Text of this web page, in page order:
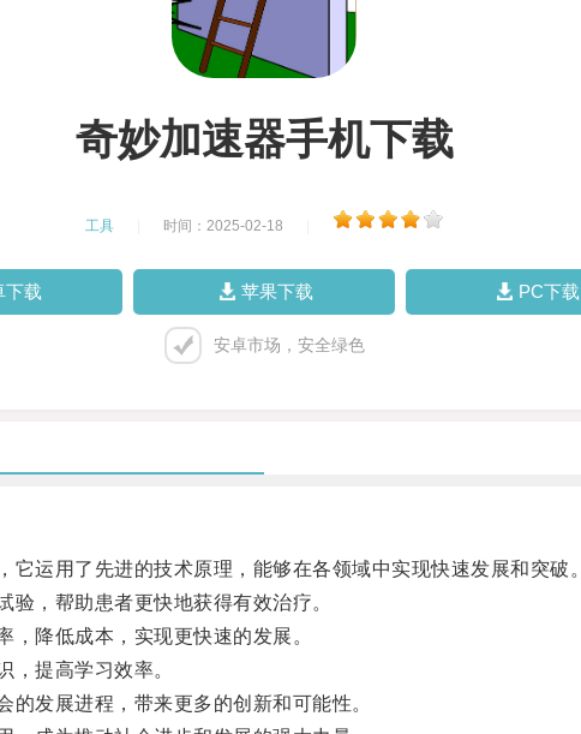
奇妙加速器手机下载
工具 时间：2025-02-18
下载 苹果下载 PC下载
安卓市场，安全绿色
运用了先进的技术原理，能够在各领域中实现快速发展和突破。
，帮助患者更快地获得有效治疗。
降低成本，实现更快速的发展。
提高学习效率。
发展进程，带来更多的创新和可能性。